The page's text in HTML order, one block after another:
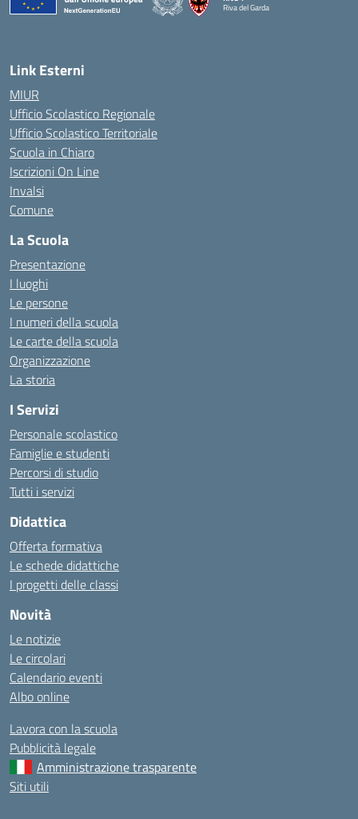
Riva del Garda
Link Esterni
MIUR
Ufficio Scolastico Regionale
Ufficio Scolastico Territoriale
Scuola in Chiaro
Iscrizioni On Line
Invalsi
Comune
La Scuola
Presentazione
I luoghi
Le persone
I numeri della scuola
Le carte della scuola
Organizzazione
La storia
I Servizi
Personale scolastico
Famiglie e studenti
Percorsi di studio
Tutti i servizi
Didattica
Offerta formativa
Le schede didattiche
I progetti delle classi
Novità
Le notizie
Le circolari
Calendario eventi
Albo online
Lavora con la scuola
Pubblicità legale
Amministrazione trasparente
Siti utili